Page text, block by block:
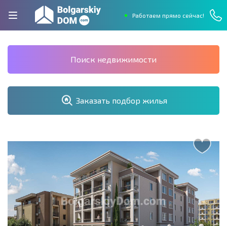
Работаем прямо сейчас!
Поиск недвижимости
Заказать подбор жилья